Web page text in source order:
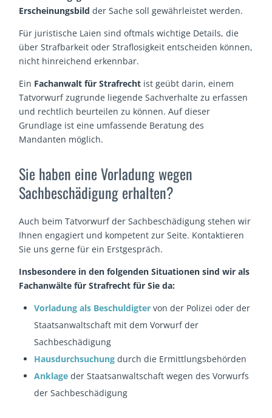
Erscheinungsbild der Sache soll gewährleistet werden.
Für juristische Laien sind oftmals wichtige Details, die
über Strafbarkeit oder Straflosigkeit entscheiden können,
nicht hinreichend erkennbar.
Ein Fachanwalt für Strafrecht ist geübt darin, einem
Tatvorwurf zugrunde liegende Sachverhalte zu erfassen
und rechtlich beurteilen zu können. Auf dieser
Grundlage ist eine umfassende Beratung des
Mandanten möglich.
Sie haben eine Vorladung wegen
Sachbeschädigung erhalten?
Auch beim Tatvorwurf der Sachbeschädigung stehen wir
Ihnen engagiert und kompetent zur Seite. Kontaktieren
Sie uns gerne für ein Erstgespräch.
Insbesondere in den folgenden Situationen sind wir als
Fachanwälte für Strafrecht für Sie da:
Vorladung als Beschuldigter von der Polizei oder der
Staatsanwaltschaft mit dem Vorwurf der
Sachbeschädigung
Hausdurchsuchung durch die Ermittlungsbehörden
Anklage der Staatsanwaltschaft wegen des Vorwurfs
der Sachbeschädigung